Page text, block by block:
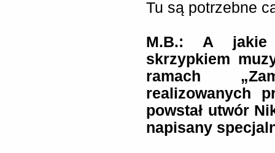
Tu są potrzebne
M.B.: A jakie
skrzypkiem
ramach
realizowanych
powstał utwór
napisany